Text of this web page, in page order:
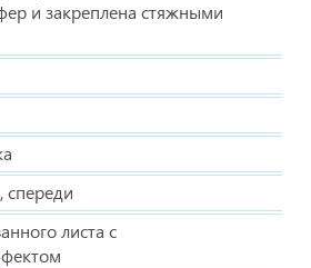
и закреплена стяжными
спереди
листа с